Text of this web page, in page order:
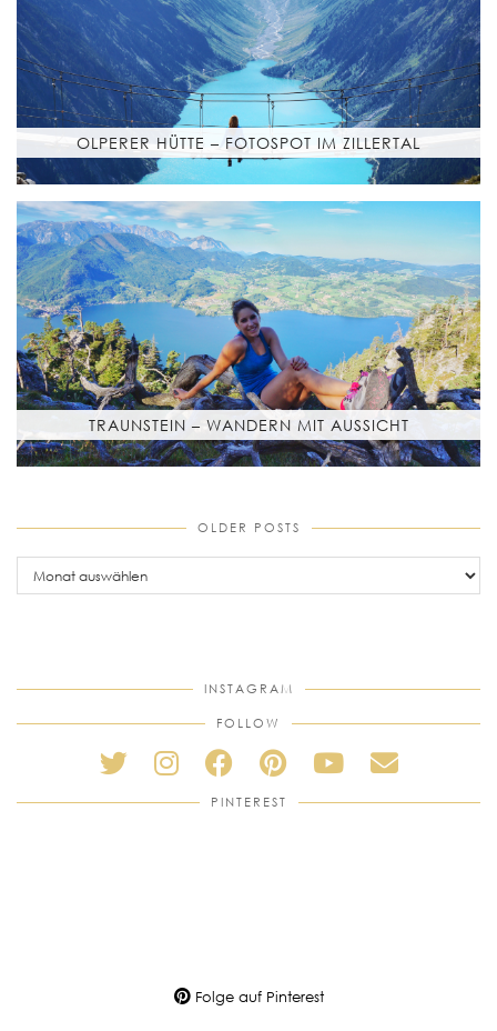
OLPERER HÜTTE – FOTOSPOT IM ZILLERTAL
TRAUNSTEIN – WANDERN MIT AUSSICHT
OLDER POSTS
older
posts
INSTAGRAM
FOLLOW
PINTEREST
Folge auf Pinterest